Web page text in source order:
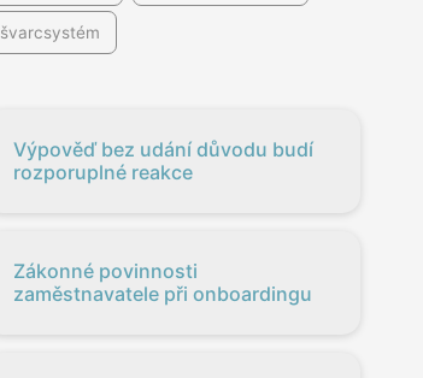
švarcsystém
Výpověď bez udání důvodu budí
rozporuplné reakce
Zákonné povinnosti
zaměstnavatele při onboardingu